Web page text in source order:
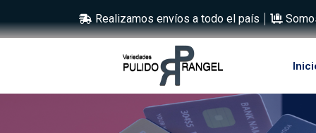
Realizamos envíos a todo el país